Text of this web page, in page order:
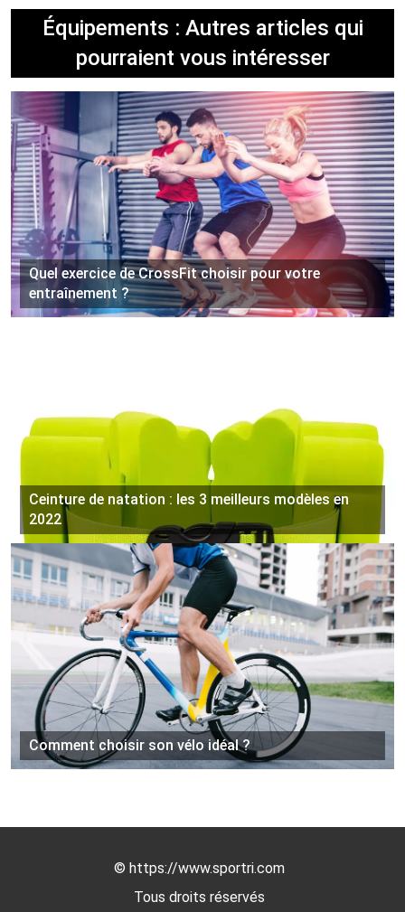
Équipements : Autres articles qui
pourraient vous intéresser
Quel exercice de CrossFit choisir pour votre
entraînement ?
Ceinture de natation : les 3 meilleurs modèles en
2022
Comment choisir son vélo idéal ?
© https://www.sportri.com
Tous droits réservés